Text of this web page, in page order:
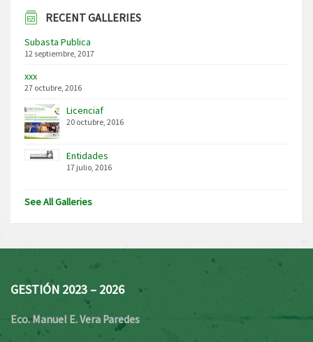
RECENT GALLERIES
Subasta Publica
12 septiembre, 2017
xxx
27 octubre, 2016
Licenciaf
20 octubre, 2016
Entidades
17 julio, 2016
See All Galleries
GESTIÓN 2023 – 2026
Eco. Manuel E. Vera Paredes